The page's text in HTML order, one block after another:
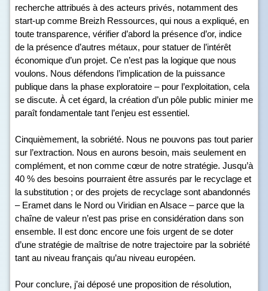
recherche attribués à des acteurs privés, notamment des
start-up comme Breizh Ressources, qui nous a expliqué, en
toute transparence, vérifier d’abord la présence d’or, indice
de la présence d’autres métaux, pour statuer de l’intérêt
économique d’un projet. Ce n’est pas la logique que nous
voulons. Nous défendons l’implication de la puissance
publique dans la phase exploratoire – pour l’exploitation, cela
se discute. À cet égard, la création d’un pôle public minier me
paraît fondamentale tant l’enjeu est essentiel.
Cinquièmement, la sobriété. Nous ne pouvons pas tout parier
sur l’extraction. Nous en aurons besoin, mais seulement en
complément, et non comme cœur de notre stratégie. Jusqu’à
40 % des besoins pourraient être assurés par le recyclage et
la substitution ; or des projets de recyclage sont abandonnés
– Eramet dans le Nord ou Viridian en Alsace – parce que la
chaîne de valeur n’est pas prise en considération dans son
ensemble. Il est donc encore une fois urgent de se doter
d’une stratégie de maîtrise de notre trajectoire par la sobriété
tant au niveau français qu’au niveau européen.
Pour conclure, j’ai déposé une proposition de résolution,